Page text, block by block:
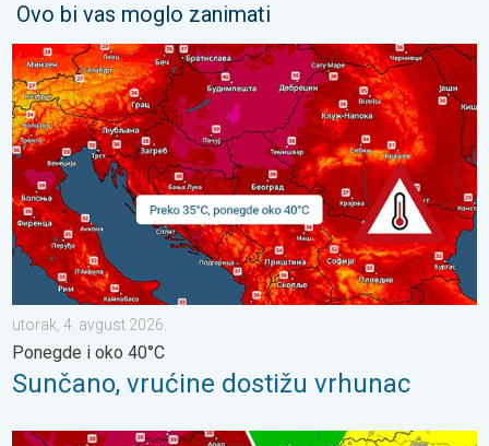
Ovo bi vas moglo zanimati
Sunčano, vrućine dostižu vrhunac. Ponegde i oko 40°C. . .
utorak, 4. avgust 2026.
Ponegde i oko 40°C
Sunčano, vrućine dostižu vrhunac